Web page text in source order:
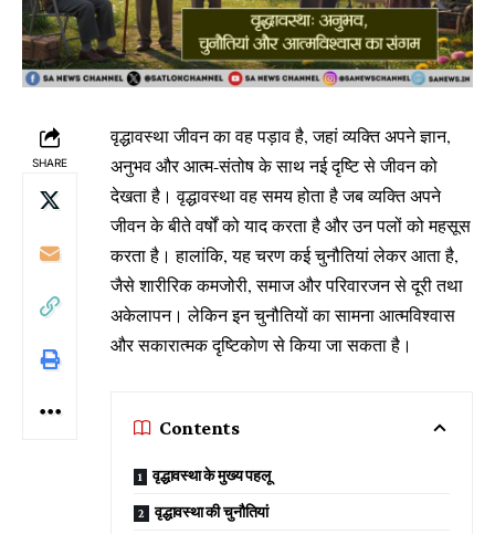
SHARE
वृद्धावस्था जीवन का वह पड़ाव है, जहां व्यक्ति अपने ज्ञान,
अनुभव और आत्म-संतोष के साथ नई दृष्टि से जीवन को
देखता है। वृद्धावस्था वह समय होता है जब व्यक्ति अपने
जीवन के बीते वर्षों को याद करता है और उन पलों को महसूस
करता है। हालांकि, यह चरण कई चुनौतियां लेकर आता है,
जैसे शारीरिक कमजोरी, समाज और परिवारजन से दूरी तथा
अकेलापन। लेकिन इन चुनौतियों का सामना आत्मविश्वास
और सकारात्मक दृष्टिकोण से किया जा सकता है।
Contents
वृद्धावस्था के मुख्य पहलू
वृद्धावस्था की चुनौतियां